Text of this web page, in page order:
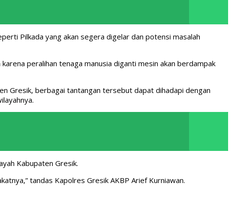
Pilkada yang akan segera digelar dan potensi masalah
peralihan tenaga manusia diganti mesin akan berdampak
Gresik, berbagai tantangan tersebut dapat dihadapi dengan
Kabupaten Gresik.
tandas Kapolres Gresik AKBP Arief Kurniawan.